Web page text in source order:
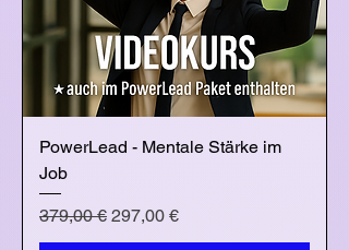
PowerLead - Mentale Stärke im
Job
Standardpreis
379,00 € Sale-Preis
297,00 €